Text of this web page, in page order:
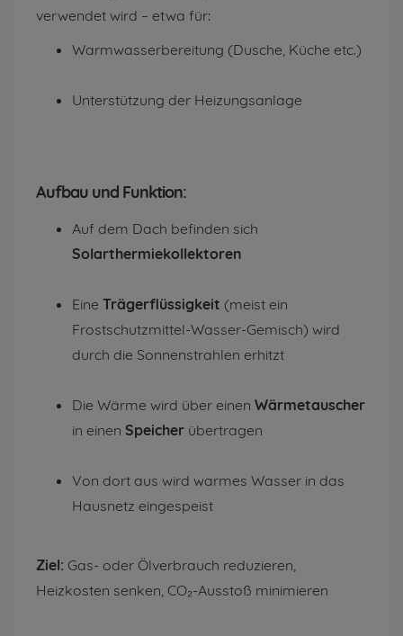
verwendet wird – etwa für:
Warmwasserbereitung (Dusche, Küche etc.)
Unterstützung der Heizungsanlage
Aufbau und Funktion:
Auf dem Dach befinden sich
Solarthermiekollektoren
Eine Trägerflüssigkeit (meist ein
Frostschutzmittel-Wasser-Gemisch) wird
durch die Sonnenstrahlen erhitzt
Die Wärme wird über einen Wärmetauscher
in einen Speicher übertragen
Von dort aus wird warmes Wasser in das
Hausnetz eingespeist
Ziel: Gas- oder Ölverbrauch reduzieren,
Heizkosten senken, CO₂-Ausstoß minimieren